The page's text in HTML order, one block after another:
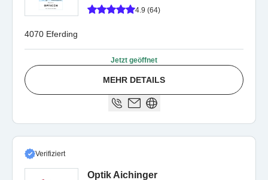
4.9 (64)
4070 Eferding
Jetzt geöffnet
MEHR DETAILS
Verifiziert
Optik Aichinger